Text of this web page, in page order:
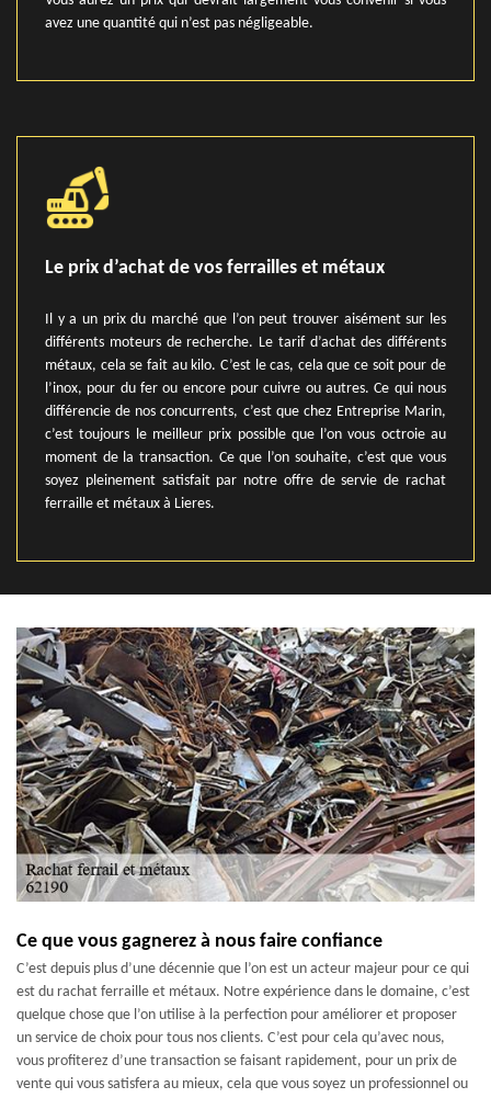
avez une quantité qui n’est pas négligeable.
Le prix d’achat de vos ferrailles et métaux
Il y a un prix du marché que l’on peut trouver aisément sur les
différents moteurs de recherche. Le tarif d’achat des différents
métaux, cela se fait au kilo. C’est le cas, cela que ce soit pour de
l’inox, pour du fer ou encore pour cuivre ou autres. Ce qui nous
différencie de nos concurrents, c’est que chez Entreprise Marin,
c’est toujours le meilleur prix possible que l’on vous octroie au
moment de la transaction. Ce que l’on souhaite, c’est que vous
soyez pleinement satisfait par notre offre de servie de rachat
ferraille et métaux à Lieres.
Ce que vous gagnerez à nous faire confiance
C’est depuis plus d’une décennie que l’on est un acteur majeur pour ce qui
est du rachat ferraille et métaux. Notre expérience dans le domaine, c’est
quelque chose que l’on utilise à la perfection pour améliorer et proposer
un service de choix pour tous nos clients. C’est pour cela qu’avec nous,
vous profiterez d’une transaction se faisant rapidement, pour un prix de
vente qui vous satisfera au mieux, cela que vous soyez un professionnel ou